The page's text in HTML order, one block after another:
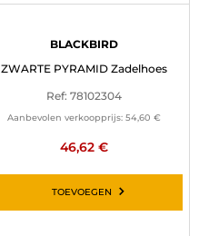
BLACKBIRD
ZWARTE PYRAMID Zadelhoes
Ref: 78102304
Aanbevolen verkoopprijs: 54,60 €
46,62 €
TOEVOEGEN